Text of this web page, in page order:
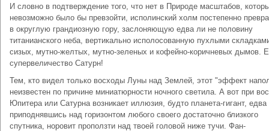
И слов­но в подтверждение того, что нет в Природе масшта­бов,
невозможно было бы превзойти, исполин­ский холм постепенно
в округлую гранди­озную гору, заслоняющую едва ли не половину
титанианского неба, вертикально исполосованную пухлыми
сизых, мутно-желтых, мутно-зеленых и кофейно-коричневых дымов.
супервеличество Сатурн!
Тем, кто видел только восходы Луны над Землей, этот "эффект
неизвестен по причине ми­ниатюрности ночного светила. А вот при
Юпитера или Сатурна возникает иллюзия, будто планета-гигант, едва
приподнявшись над горизонтом любого своего достаточно близкого
спутника, норо­вит проползти над твоей головой ниже тучи. Фан­